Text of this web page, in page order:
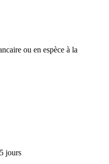
ou en espèce à la
jours